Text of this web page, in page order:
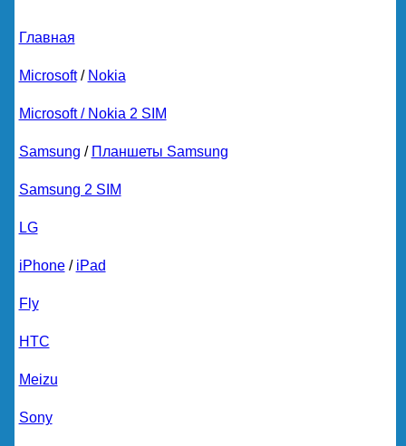
Главная
Microsoft/ Nokia
Microsoft / Nokia 2 SIM
Samsung / Планшеты Samsung
Samsung 2 SIM
LG
iPhone/ iPad
Fly
HTC
Meizu
Sony